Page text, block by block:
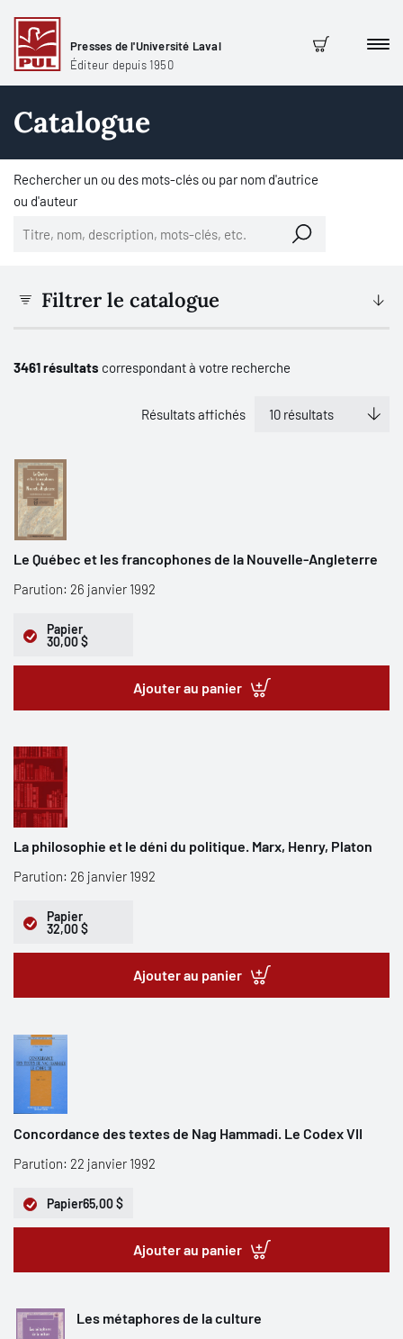
Presses de l'Université Laval
Éditeur depuis 1950
Panier
Catalogue
Rechercher un ou des mots-clés ou par nom d'autrice
ou d'auteur
Filtrer le catalogue
3461 résultats correspondant à votre recherche
Résultats affichés
Le Québec et les francophones de la Nouvelle-Angleterre
Parution: 26 janvier 1992
Papier
30,00 $
Ajouter au panier
La philosophie et le déni du politique. Marx, Henry, Platon
Parution: 26 janvier 1992
Papier
32,00 $
Ajouter au panier
Concordance des textes de Nag Hammadi. Le Codex VII
Parution: 22 janvier 1992
Papier65,00 $
Ajouter au panier
Les métaphores de la culture